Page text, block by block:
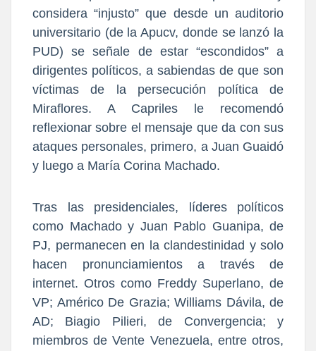
considera “injusto” que desde un auditorio
universitario (de la Apucv, donde se lanzó la
PUD) se señale de estar “escondidos” a
dirigentes políticos, a sabiendas de que son
víctimas de la persecución política de
Miraflores. A Capriles le recomendó
reflexionar sobre el mensaje que da con sus
ataques personales, primero, a Juan Guaidó
y luego a María Corina Machado.
Tras las presidenciales, líderes políticos
como Machado y Juan Pablo Guanipa, de
PJ, permanecen en la clandestinidad y solo
hacen pronunciamientos a través de
internet. Otros como Freddy Superlano, de
VP; Américo De Grazia; Williams Dávila, de
AD; Biagio Pilieri, de Convergencia; y
miembros de Vente Venezuela, entre otros,